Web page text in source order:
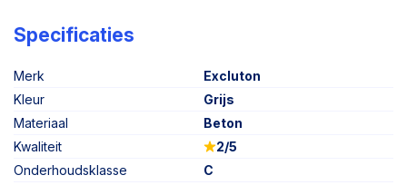
Specificaties
Merk
Excluton
Kleur
Grijs
Materiaal
Beton
Kwaliteit
2/5
Onderhoudsklasse
C